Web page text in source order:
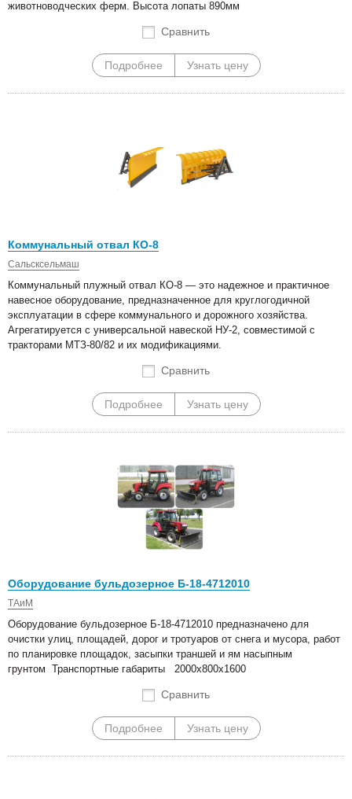
животноводческих ферм. Высота лопаты 890мм
Сравнить
Подробнее Узнать цену
Коммунальный отвал КО-8
Сальсксельмаш
Коммунальный плужный отвал КО-8 — это надежное и практичное
навесное оборудование, предназначенное для круглогодичной
эксплуатации в сфере коммунального и дорожного хозяйства.
Агрегатируется с универсальной навеской НУ-2, совместимой с
тракторами МТЗ-80/82 и их модификациями.
Сравнить
Подробнее Узнать цену
Оборудование бульдозерное Б-18-4712010
ТАиМ
Оборудование бульдозерное Б-18-4712010 предназначено для
очистки улиц, площадей, дорог и тротуаров от снега и мусора, работ
по планировке площадок, засыпки траншей и ям насыпным
грунтом Транспортные габариты 2000х800х1600
Сравнить
Подробнее Узнать цену